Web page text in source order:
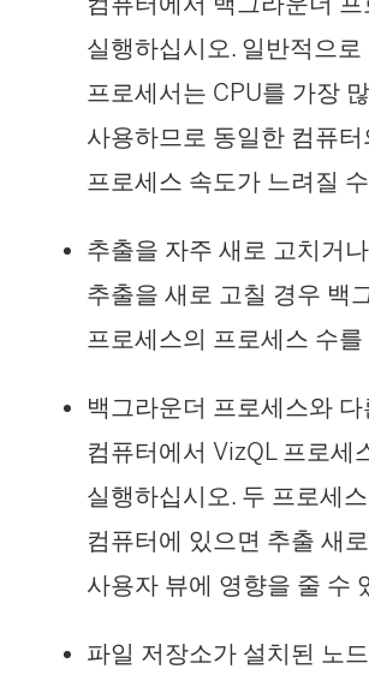
실행하십시오. 일반적으로
프로세서는 CPU를 가장
사용하므로 동일한 컴퓨터
프로세스 속도가 느려질
추출을 자주 새로 고치거
추출을 새로 고칠 경우 백
프로세스의 프로세스 수
백그라운더 프로세스와 다
컴퓨터에서 VizQL 프로세
실행하십시오. 두 프로세
컴퓨터에 있으면 추출 새
사용자 뷰에 영향을 줄 수
파일 저장소가 설치된 노